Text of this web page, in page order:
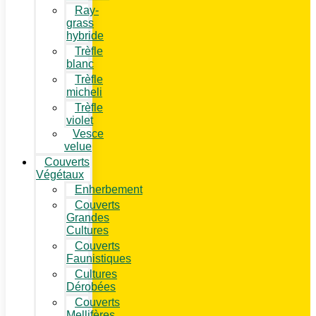
Ray-
grass
hybride
Trèfle
blanc
Trèfle
micheli
Trèfle
violet
Vesce
velue
Couverts
Végétaux
Enherbement
Couverts
Grandes
Cultures
Couverts
Faunistiques
Cultures
Dérobées
Couverts